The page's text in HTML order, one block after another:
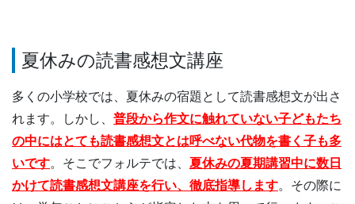
夏休みの読書感想文講座
多くの小学校では、夏休みの宿題として読書感想文が出さ
れます。しかし、 普段から作文に触れていない子どもたち
の中にはとても読書感想文とは呼べない代物を書く子も多
いです。そこでフォルテでは、 夏休みの夏期講習中に数日
かけて読書感想文講座を行い、徹底指導します。その際に